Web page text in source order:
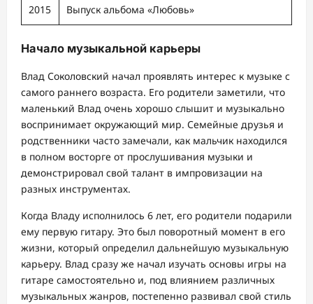
2015 Выпуск альбома «Любовь»
Начало музыкальной карьеры
Влад Соколовский начал проявлять интерес к музыке с
самого раннего возраста. Его родители заметили, что
маленький Влад очень хорошо слышит и музыкально
воспринимает окружающий мир. Семейные друзья и
родственники часто замечали, как мальчик находился
в полном восторге от прослушивания музыки и
демонстрировал свой талант в импровизации на
разных инструментах.
Когда Владу исполнилось 6 лет, его родители подарили
ему первую гитару. Это был поворотный момент в его
жизни, который определил дальнейшую музыкальную
карьеру. Влад сразу же начал изучать основы игры на
гитаре самостоятельно и, под влиянием различных
музыкальных жанров, постепенно развивал свой стиль